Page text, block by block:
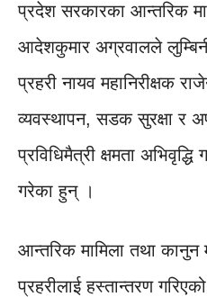
प्रदेश सरकारका आन्तरिक
आदेशकुमार अग्रवालले
प्रहरी नायव महानिरीक्षक
व्यवस्थापन, सडक सुरक्षा र
प्रविधिमैत्री क्षमता
गरेका हुन् ।
आन्तरिक मामिला तथा कानुन
प्रहरीलाई हस्तान्तरण